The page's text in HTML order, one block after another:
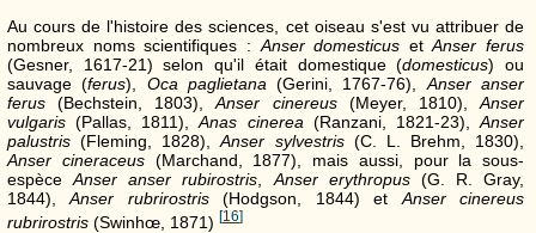
Au cours de l'histoire des sciences, cet oiseau s'est vu attribuer de
nombreux noms scientifiques : Anser domesticus etAnser ferus
(Gesner, 1617-21) selon qu'il était domestique (domesticus) ou
sauvage (ferus), Oca paglietana (Gerini, 1767-76), Anser anser
ferus (Bechstein, 1803),Anser cinereus(Meyer, 1810),Anser
vulgaris (Pallas, 1811),Anas cinerea (Ranzani, 1821-23),Anser
palustris (Fleming, 1828),Anser sylvestris(C. L. Brehm, 1830),
Anser cineraceus(Marchand, 1877), mais aussi, pour la sous-
espèceAnser anser rubirostris Anser erythropus(G. R. Gray,
1844),Anser rubrirostris(Hodgson, 1844) et Anser cinereus
rubrirostris (Swinhœ, 1871) [16]